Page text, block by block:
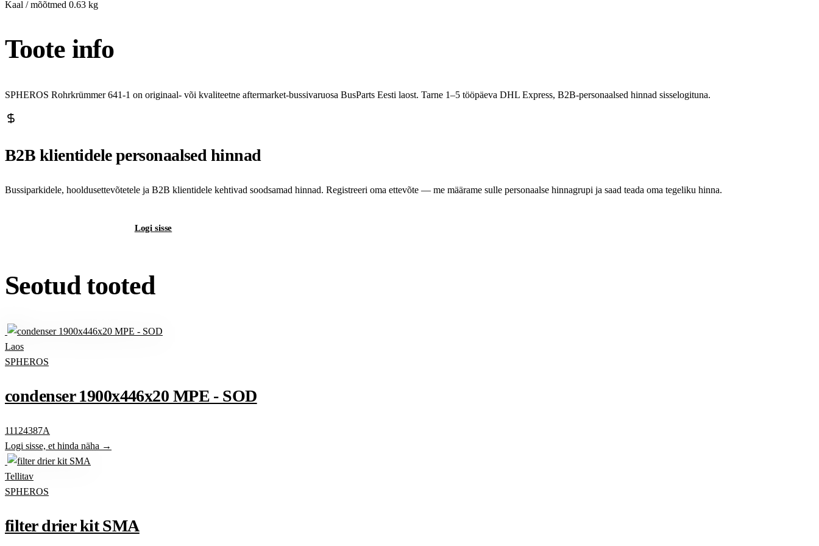
Kaal / mõõtmed 0.63 kg
Toote info
SPHEROS Rohrkrümmer 641-1 on originaal- või kvaliteetne aftermarket-bussivaruosa BusParts Eesti laost. Tarne 1–5 tööpäeva DHL Express, B2B-personaalsed hinnad sisselogituna.
B2B klientidele personaalsed hinnad
Bussiparkidele, hooldusettevõtetele ja B2B klientidele kehtivad soodsamad hinnad. Registreeri oma ettevõte — me määrame sulle personaalse hinnagrupi ja saad teada oma tegeliku hinna.
Logi sisse
Seotud tooted
Laos
SPHEROS
condenser 1900x446x20 MPE - SOD
11124387A
Logi sisse, et hinda näha →
Tellitav
SPHEROS
filter drier kit SMA